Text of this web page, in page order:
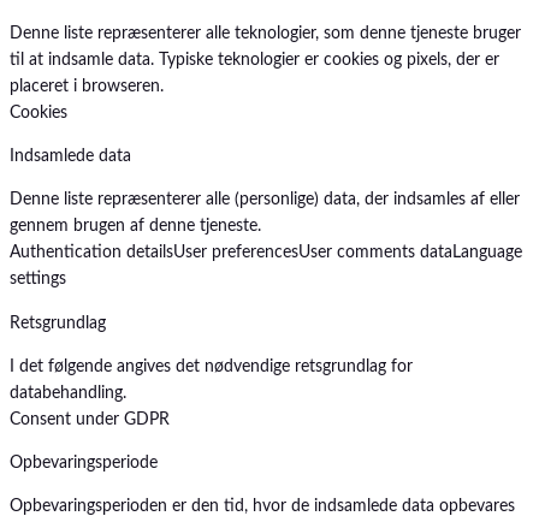
Denne liste repræsenterer alle teknologier, som denne tjeneste bruger
til at indsamle data. Typiske teknologier er cookies og pixels, der er
placeret i browseren.
Cookies
Indsamlede data
Denne liste repræsenterer alle (personlige) data, der indsamles af eller
gennem brugen af denne tjeneste.
Authentication detailsUser preferencesUser comments data Language
settings
Retsgrundlag
I det følgende angives det nødvendige retsgrundlag for
databehandling.
Consent under GDPR
Opbevaringsperiode
Opbevaringsperioden er den tid, hvor de indsamlede data opbevares